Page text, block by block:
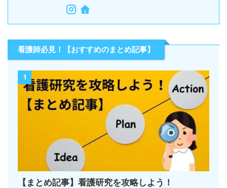
看護師必見！【おすすめのまとめ記事】
1
【まとめ記事】看護研究を攻略しよう！